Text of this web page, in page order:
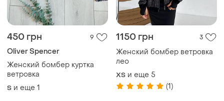
450 грн 9
Oliver Spencer
Женский бомбер куртка
ветровка
S и еще 1
1150 грн 3
Женский бомбер ветровка
лео
ХS и еще 5
(1)